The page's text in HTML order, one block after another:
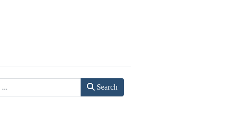
Search